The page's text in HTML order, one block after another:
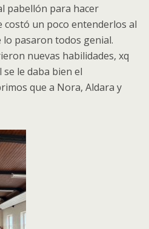
pabellón para hacer
costó un poco entenderlos al
pasaron todos genial.
nuevas habilidades, xq
le daba bien el
que a Nora, Aldara y